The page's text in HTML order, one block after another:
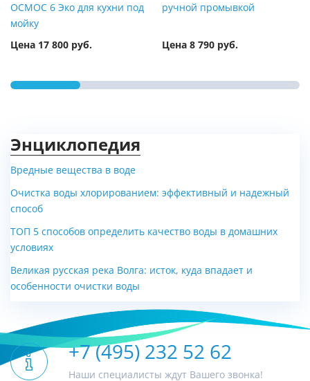
ОСМОС 6 Эко для кухни под
мойку
Цена 17 800 руб.
ручной промывкой
Цена 8 790 руб.
Энциклопедия
Вредные вещества в воде
Очистка воды хлорированием: эффективный и надежный
способ
ТОП 5 способов определить качество воды в домашних
условиях
Великая русская река Волга: исток, куда впадает и
особенности очистки воды
+7 (495) 232 52 62
Наши специалисты ждут Вашего звонка!